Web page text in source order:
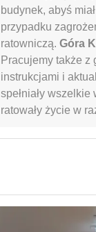
budynek, abyś
przypadku
ratowniczą. Góra
Pracujemy także z
instrukcjami i
spełniały
ratowały życie w